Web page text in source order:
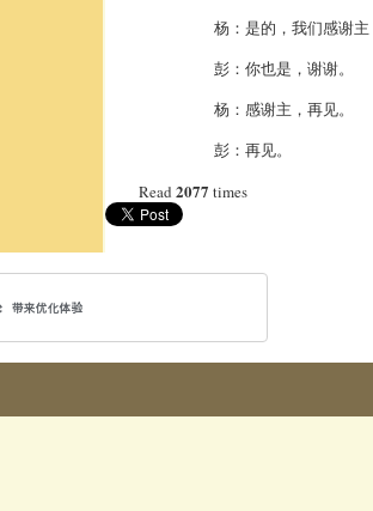
杨：是的，我们感谢主，也
彭：你也是，谢谢。
杨：感谢主，再见。
彭：再见。
Read 2077 times